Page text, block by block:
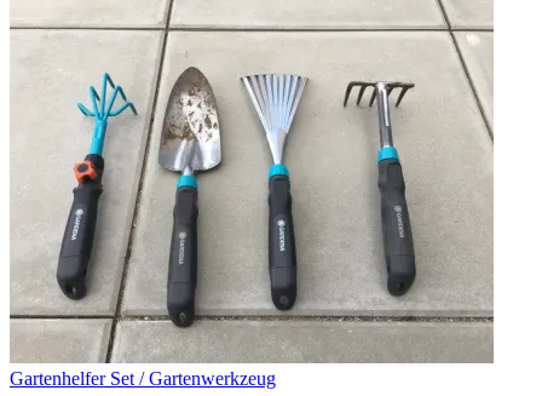
Gartenhelfer Set / Gartenwerkzeug